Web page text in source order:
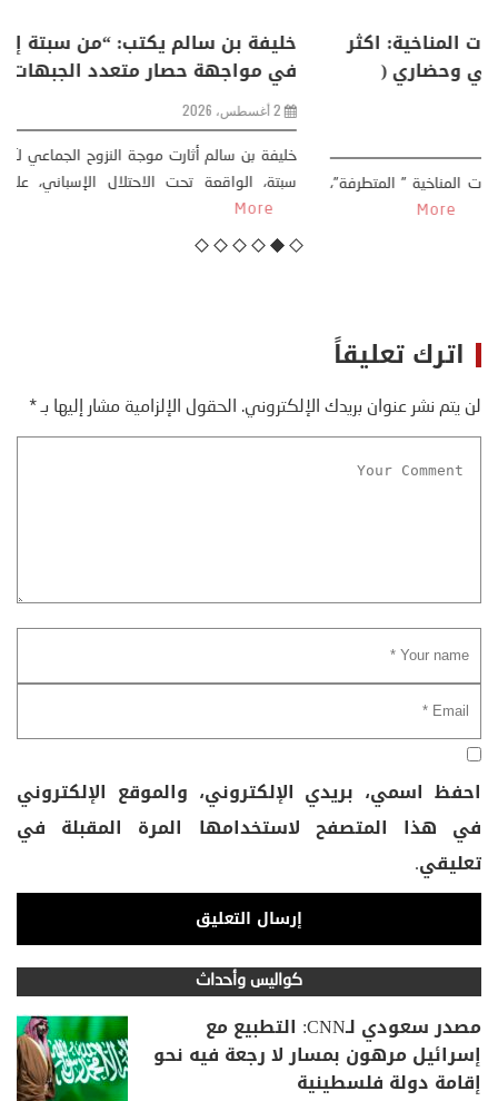
منذر بالضيافي يكتب حول: التغيرات المناخية: اكثر
من ظاهرة طبيعية .. تحول اجتماعي وحضاري (
مقاربة سوسيولوجية )
كتب: منذر بالضيافي بدأت قصتي مع التغييرات المناخية ” المتطرفة”،
منذ نهاية ثمانينات القرن الماضي، حين أطردنا ...
اترك تعليقاً
لن يتم نشر عنوان بريدك الإلكتروني. الحقول الإلزامية مشار إليها بـ*
احفظ اسمي، بريدي الإلكتروني، والموقع الإلكتروني
في هذا المتصفح لاستخدامها المرة المقبلة في
تعليقي.
كواليس وأحداث
مصدر سعودي لـCNN: التطبيع مع
إسرائيل مرهون بمسار لا رجعة فيه نحو
إقامة دولة فلسطينية